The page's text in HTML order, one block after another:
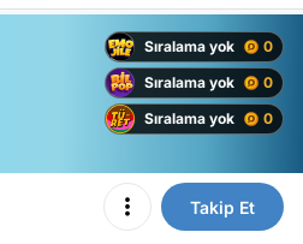
Sıralama yok
0
Sıralama yok
0
Sıralama yok
0
Takip Et